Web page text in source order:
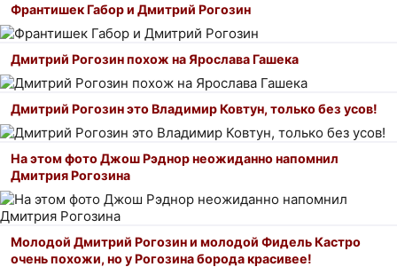
Франтишек Габор и Дмитрий Рогозин
Дмитрий Рогозин похож на Ярослава Гашека
Дмитрий Рогозин это Владимир Ковтун, только без усов!
На этом фото Джош Рэднор неожиданно напомнил
Дмитрия Рогозина
Молодой Дмитрий Рогозин и молодой Фидель Кастро
очень похожи, но у Рогозина борода красивее!